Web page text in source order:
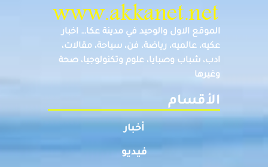
الموقع الاول والوحيد في مدينة عكا… اخبار
عكيه، عالميه، رياضة، فن، سياحة، مقالات،
ادب، شباب وصبايا، علوم وتكنولوجيا، صحة
وغيرها
الأقسام
أخبار
فيديو